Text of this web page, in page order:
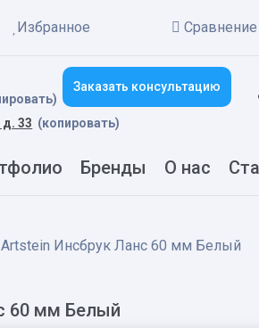
Избранное Сравнение
Заказать консультацию
33 (копировать)
Бренды О нас
Artstein Инсбрук Ланс 60 мм Белый
60 мм Белый